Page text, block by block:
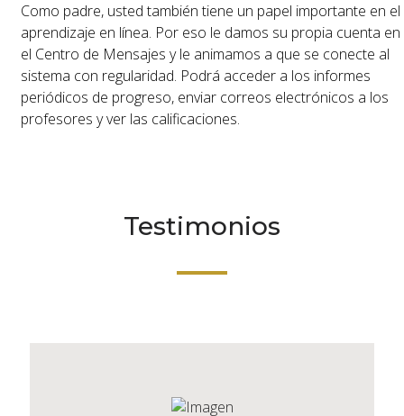
Como padre, usted también tiene un papel importante en el
aprendizaje en línea. Por eso le damos su propia cuenta en
el Centro de Mensajes y le animamos a que se conecte al
sistema con regularidad. Podrá acceder a los informes
periódicos de progreso, enviar correos electrónicos a los
profesores y ver las calificaciones.
Testimonios